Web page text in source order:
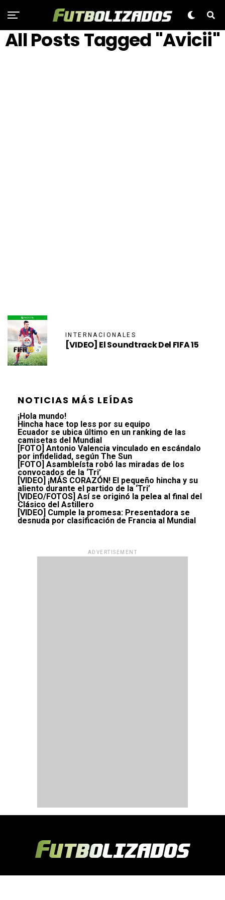
All Posts Tagged "Avicii"
INTERNACIONALES
[VIDEO] El Soundtrack Del FIFA 15
NOTICIAS MÁS LEÍDAS
¡Hola mundo!
Hincha hace top less por su equipo
Ecuador se ubica último en un ranking de las
camisetas del Mundial
[FOTO] Antonio Valencia vinculado en escándalo
por infidelidad, según The Sun
[FOTO] Asambleísta robó las miradas de los
convocados de la ‘Tri’
[VIDEO] ¡MÁS CORAZÓN! El pequeño hincha y su
aliento durante el partido de la ‘Tri’
[VIDEO/FOTOS] Así se originó la pelea al final del
Clásico del Astillero
[VIDEO] Cumple la promesa: Presentadora se
desnuda por clasificación de Francia al Mundial
ADVERTISEMENT